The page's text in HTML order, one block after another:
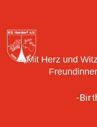
Zeltverleih
„Mit Herz und
-